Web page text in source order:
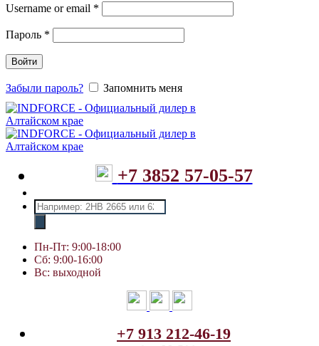
Username or email *
Пароль *
Войти
Забыли пароль? Запомнить меня
+7 3852 57-05-57
Поиск
товаров
Пн-Пт: 9:00-18:00
Сб: 9:00-16:00
Вс: выходной
+7 913 212-46-19